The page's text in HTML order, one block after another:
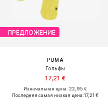
ПРЕДЛОЖЕНИЕ
PUMA
Гольфы
17,21 €
Изначальная цена: 22,95 €
Последняя самая низкая цена:17,21 €